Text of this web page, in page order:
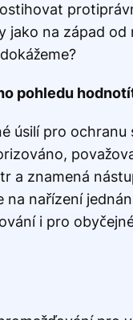
na západ od
pohledu
úsilí pro
a znamená
na nařízení
i pro